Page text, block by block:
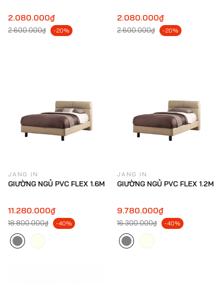
2.080.000₫
2.600.000₫ -20%
2.080.000₫
2.600.000₫ -20%
JANG IN
GIƯỜNG NGỦ PVC FLEX 1.6M
11.280.000₫
18.800.000₫ -40%
JANG IN
GIƯỜNG NGỦ PVC FLEX 1.2M
9.780.000₫
16.300.000₫ -40%